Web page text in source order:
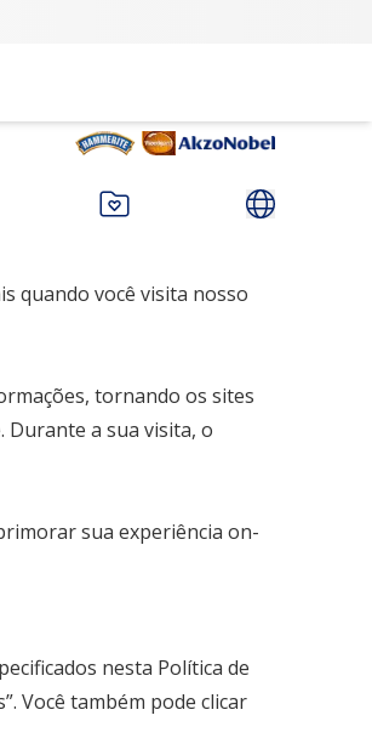
quando você visita nosso
tornando os sites
Durante a sua visita, o
sua experiência on-
nesta Política de
Você também pode clicar